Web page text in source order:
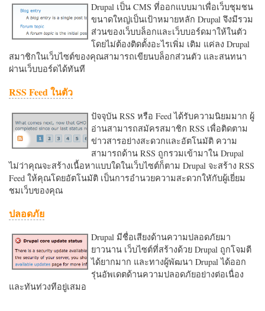
Drupal เป็น CMS ที่ออกแบบมาเพื่อเว็บชุมชน
ขนาดใหญ่เป็นเป้าหมายหลัก Drupal จึงมีรวม
ส่วนของเว็บบล็อกและเว็บบอร์ดมาให้ในตัว
โดยไม่ต้องติดตั้งอะไรเพิ่ม เติม แค่ลง Drupal
สมาชิกในเว็บไซต์ของคุณสามารถเขียนบล็อกส่วนตัว และสนทนา
ผ่านเว็บบอร์ดได้ทันที
RSS Feed ในตัว
ปัจจุบัน RSS หรือ Feed ได้รับความนิยมมาก ผู้
อ่านสามารถสมัครสมาชิก RSS เพื่อติดตาม
ข่าวสารอย่างสะดวกและอัตโนมัติ ความ
สามารถด้าน RSS ถูกรวมเข้ามาใน Drupal
ไม่ว่าคุณจะสร้างเนื้อหาแบบใดในเว็บไซต์ก็ตาม Drupal จะสร้าง RSS
Feed ให้คุณโดยอัตโนมัติ เป็นการอำนวยความสะดวกใหักับผู้เยี่ยม
ชมเว็บของคุณ
ปลอดภัย
Drupal มีชื่อเสียงด้านความปลอดภัยมา
ยาวนาน เว็บไซต์ที่สร้างด้วย Drupal ถูกโจมตี
ได้ยากมาก และทางผู้พัฒนา Drupal ได้ออก
รุ่นอัพเดตด้านความปลอดภัยอย่างต่อเนื่อง
และทันท่วงทีอยู่เสมอ